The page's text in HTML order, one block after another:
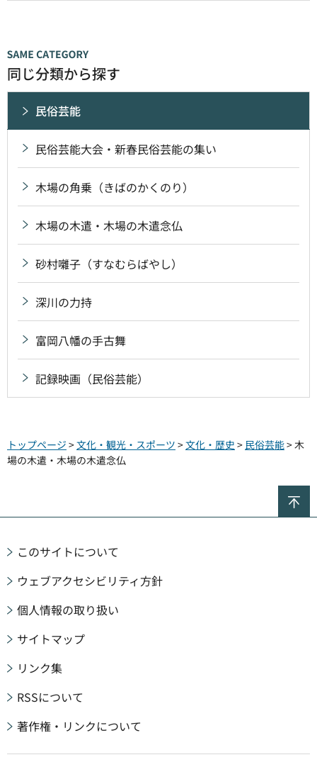
同じ分類から探す
民俗芸能
民俗芸能大会・新春民俗芸能の集い
木場の角乗（きばのかくのり）
木場の木遣・木場の木遣念仏
砂村囃子（すなむらばやし）
深川の力持
富岡八幡の手古舞
記録映画（民俗芸能）
トップページ >文化・観光・スポーツ >文化・歴史 > 民俗芸能> 木
場の木遣・木場の木遣念仏
このサイトについて
ウェブアクセシビリティ方針
個人情報の取り扱い
サイトマップ
リンク集
RSSについて
著作権・リンクについて